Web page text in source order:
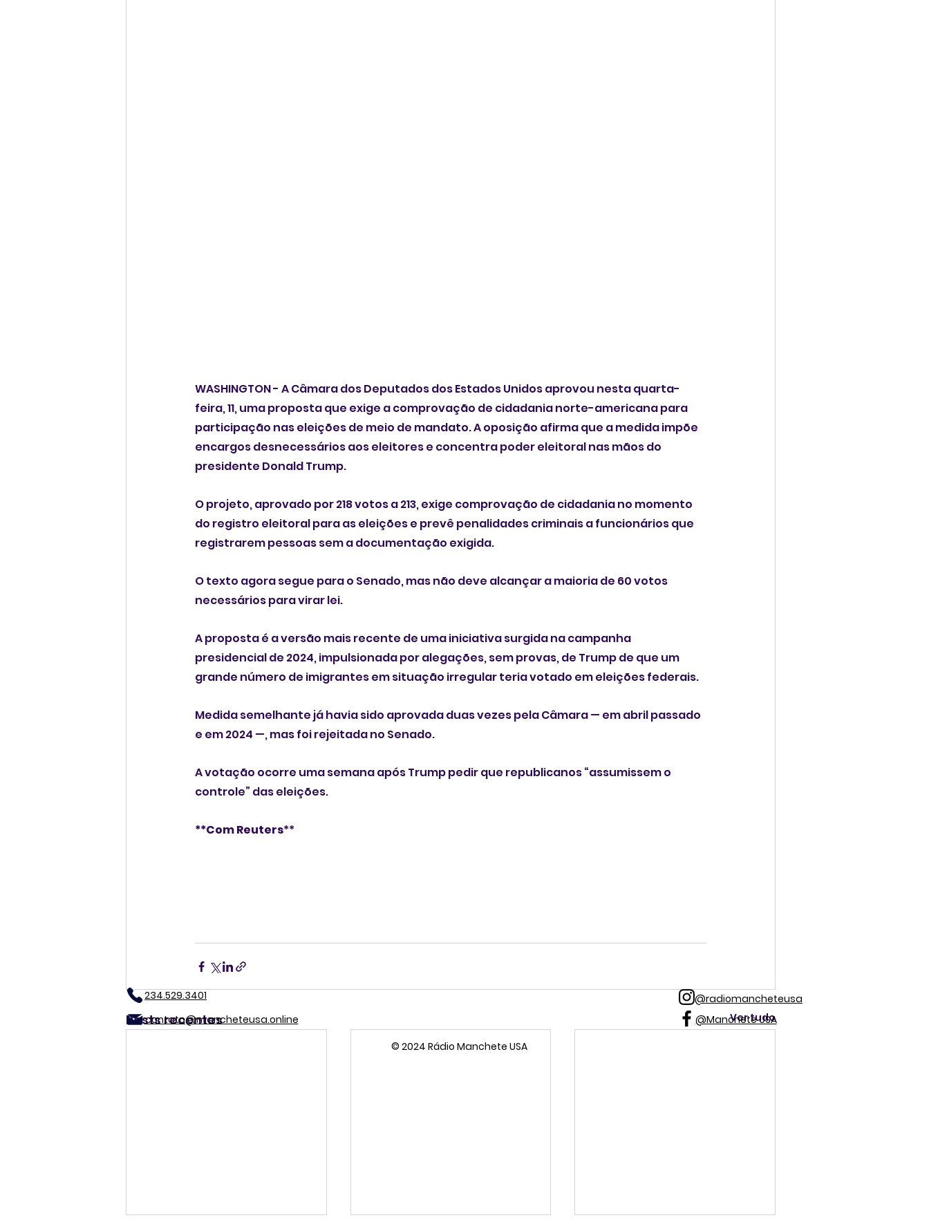
WASHINGTON - A Câmara dos Deputados dos Estados Unidos aprovou nesta quarta-
feira, 11, uma proposta que exige a comprovação de cidadania norte-americana para
participação nas eleições de meio de mandato. A oposição afirma que a medida impõe
encargos desnecessários aos eleitores e concentra poder eleitoral nas mãos do
presidente Donald Trump.
O projeto, aprovado por 218 votos a 213, exige comprovação de cidadania no momento
do registro eleitoral para as eleições e prevê penalidades criminais a funcionários que
registrarem pessoas sem a documentação exigida.
O texto agora segue para o Senado, mas não deve alcançar a maioria de 60 votos
necessários para virar lei.
A proposta é a versão mais recente de uma iniciativa surgida na campanha
presidencial de 2024, impulsionada por alegações, sem provas, de Trump de que um
grande número de imigrantes em situação irregular teria votado em eleições federais.
Medida semelhante já havia sido aprovada duas vezes pela Câmara — em abril passado
e em 2024 —, mas foi rejeitada no Senado.
A votação ocorre uma semana após Trump pedir que republicanos “assumissem o
controle” das eleições.
**Com Reuters**
Posts recentes Ver tudo
234.529.3401
contato@mancheteusa.online
@radiomancheteusa
@Manchete USA
© 2024 Rádio Manchete USA